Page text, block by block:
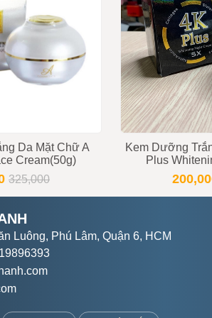
0916999853 -
Da Mặt Chữ A
Cream(50g)
325,000
Kem Dưỡng
Plus
Luông, Phú Lâm, Quận 6, HCM